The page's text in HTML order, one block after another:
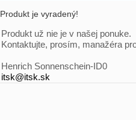
Produkt je vyradený!
Produkt už nie je v našej ponuke.
Kontaktujte, prosím, manažéra
Henrich Sonnenschein-ID0
itsk@itsk.sk